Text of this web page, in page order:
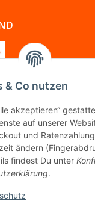
& Co nutzen
akzeptieren“
auf unserer
und
ändern
findest Du unter
.